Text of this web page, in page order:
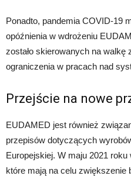
Ponadto, pandemia COVID-19
opóźnienia w wdrożeniu
zostało skierowanych na walkę
ograniczenia w pracach nad
Przejście na nowe
EUDAMED jest również
przepisów dotyczących
Europejskiej. W maju 2021
które mają na celu